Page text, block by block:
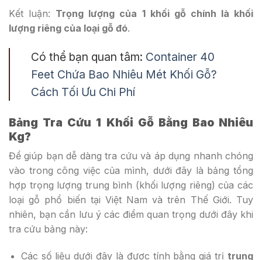
Kết luận: Trọng lượng của 1 khối gỗ chính là khối
lượng riêng của loại gỗ đó.
Có thể bạn quan tâm: Container 40
Feet Chứa Bao Nhiêu Mét Khối Gỗ?
Cách Tối Ưu Chi Phí
Bảng Tra Cứu 1 Khối Gỗ Bằng Bao Nhiêu
Kg?
Để giúp bạn dễ dàng tra cứu và áp dụng nhanh chóng
vào trong công việc của mình, dưới đây là bảng tổng
hợp trọng lượng trung bình (khối lượng riêng) của các
loại gỗ phổ biến tại Việt Nam và trên Thế Giới. Tuy
nhiên, bạn cần lưu ý các điểm quan trọng dưới đây khi
tra cứu bảng này:
Các số liệu dưới đây là được tính bằng giá trị trung